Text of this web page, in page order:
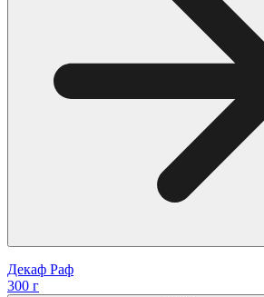
Декаф Раф
300 г